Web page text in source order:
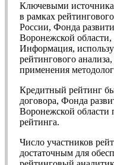
Ключевыми
в рамках
России, Фонда
Воронежской
Информация,
рейтингового
применения
Кредитный рейтинг
договора, Фонда
Воронежской области
рейтинга.
Число участников
достаточным для